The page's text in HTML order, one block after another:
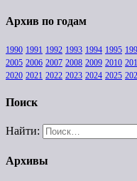
Архив по годам
1990 1991 1992 1993 1994 1995
2005 2006 2007 2008 2009 2010
2020 2021 2022 2023 2024 2025
Поиск
Найти:
Архивы